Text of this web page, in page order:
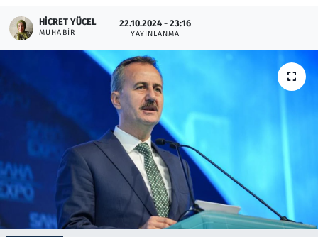
HICRET YÜCEL
MUHABIR
22.10.2024 - 23:16
YAYINLANMA
Ramazan
Resmi İlanlar
Rüya Tabirleri
Sağlık
Savunma Sanayi
Seçim 2023